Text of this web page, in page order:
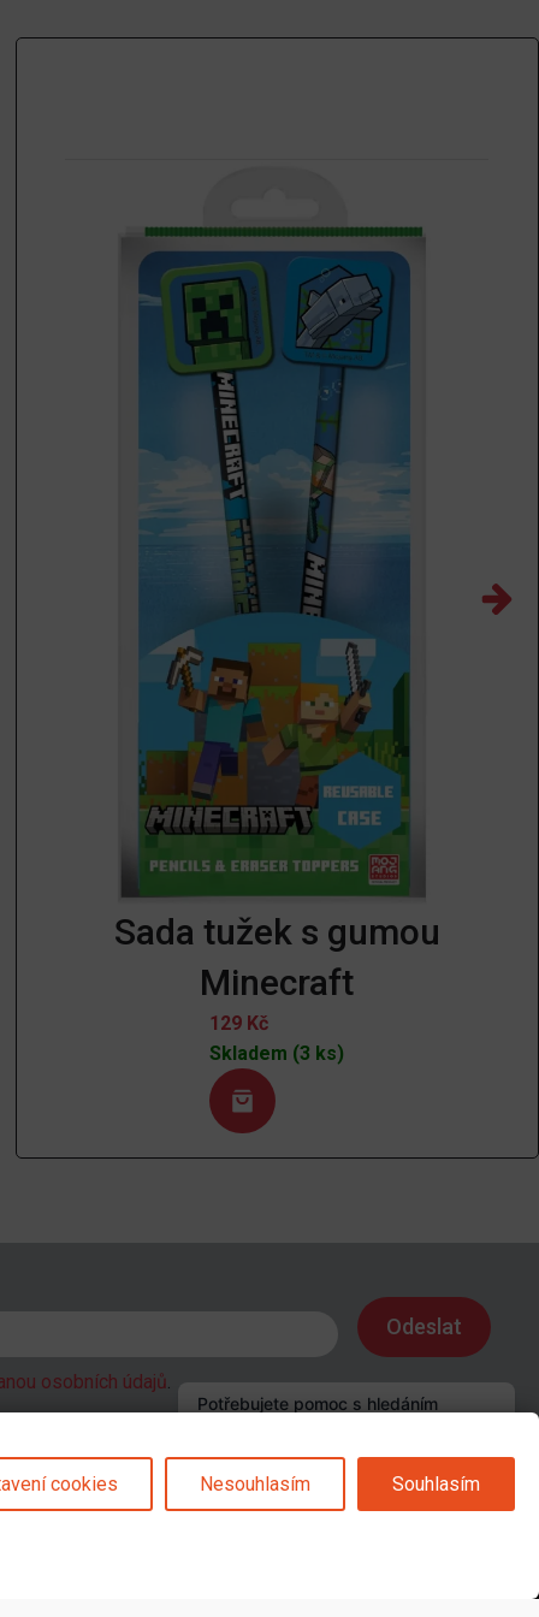
Sada tužek s gumou
Minecraft
129 Kč
Skladem (3 ks)
osobních údajů.
cookies Nesouhlasím Souhlasím